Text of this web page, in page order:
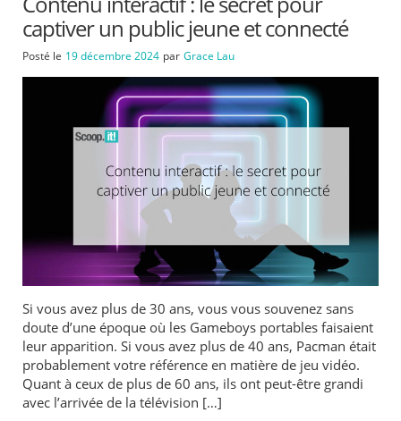
captiver un public jeune et connecté
Posté le 19 décembre 2024 par Grace Lau
Si vous avez plus de 30 ans, vous vous souvenez sans
doute d’une époque où les Gameboys portables faisaient
leur apparition. Si vous avez plus de 40 ans, Pacman était
probablement votre référence en matière de jeu vidéo.
Quant à ceux de plus de 60 ans, ils ont peut-être grandi
avec l’arrivée de la télévision […]